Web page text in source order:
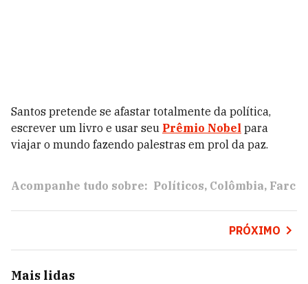
Santos pretende se afastar totalmente da política,
escrever um livro e usar seu Prêmio Nobel para
viajar o mundo fazendo palestras em prol da paz.
Acompanhe tudo sobre: Políticos Colômbia Farc
PRÓXIMO
Mais lidas